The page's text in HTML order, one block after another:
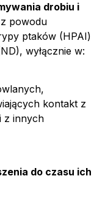
drobiu i
powodu
ptaków (HPAI)
wyłącznie w:
kontakt z
z innych
do czasu ich